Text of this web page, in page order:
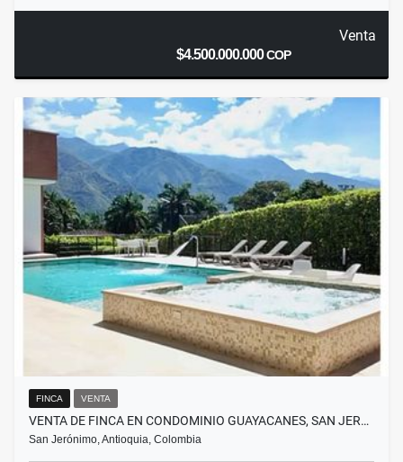
Venta
$4.500.000.000COP
FINCA VENTA
VENTA DE FINCA EN CONDOMINIO GUAYACANES, SAN JER…
San Jerónimo, Antioquia, Colombia